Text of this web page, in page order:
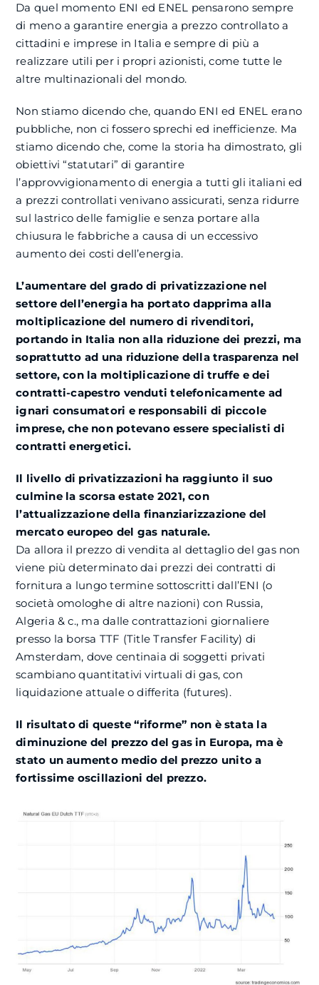
Da quel momento ENI ed ENEL pensarono sempre
di meno a garantire energia a prezzo controllato a
cittadini e imprese in Italia e sempre di più a
realizzare utili per i propri azionisti, come tutte le
altre multinazionali del mondo.
Non stiamo dicendo che, quando ENI ed ENEL erano
pubbliche, non ci fossero sprechi ed inefficienze. Ma
stiamo dicendo che, come la storia ha dimostrato, gli
obiettivi “statutari” di garantire
l’approvvigionamento di energia a tutti gli italiani ed
a prezzi controllati venivano assicurati, senza ridurre
sul lastrico delle famiglie e senza portare alla
chiusura le fabbriche a causa di un eccessivo
aumento dei costi dell’energia.
L’aumentare del grado di privatizzazione nel
settore dell’energia ha portato dapprima alla
moltiplicazione del numero di rivenditori,
portando in Italia non alla riduzione dei prezzi, ma
soprattutto ad una riduzione della trasparenza nel
settore, con la moltiplicazione di truffe e dei
contratti-capestro venduti telefonicamente ad
ignari consumatori e responsabili di piccole
imprese, che non potevano essere specialisti di
contratti energetici.
Il livello di privatizzazioni ha raggiunto il suo
culmine la scorsa estate 2021, con
l’attualizzazione della finanziarizzazione del
mercato europeo del gas naturale.
Da allora il prezzo di vendita al dettaglio del gas non
viene più determinato dai prezzi dei contratti di
fornitura a lungo termine sottoscritti dall’ENI (o
società omologhe di altre nazioni) con Russia,
Algeria & c., ma dalle contrattazioni giornaliere
presso la borsa TTF (Title Transfer Facility) di
Amsterdam, dove centinaia di soggetti privati
scambiano quantitativi virtuali di gas, con
liquidazione attuale o differita (futures).
Il risultato di queste “riforme” non è stata la
diminuzione del prezzo del gas in Europa, ma è
stato un aumento medio del prezzo unito a
fortissime oscillazioni del prezzo.